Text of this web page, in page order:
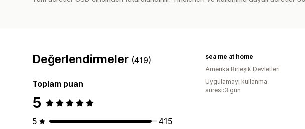
Değerlendirmeler (419)
Toplam puan
5
5
415
sea me at home
Amerika Birleşik Devletleri
Uygulamayı kullanma
süresi:3 gün